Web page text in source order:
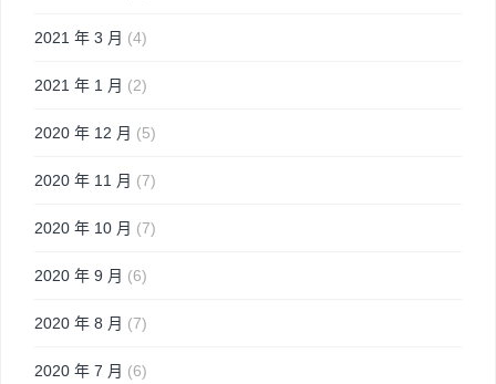
2021 年 3 月 (4)
2021 年 1 月 (2)
2020 年 12 月 (5)
2020 年 11 月 (7)
2020 年 10 月 (7)
2020 年 9 月 (6)
2020 年 8 月 (7)
2020 年 7 月 (6)